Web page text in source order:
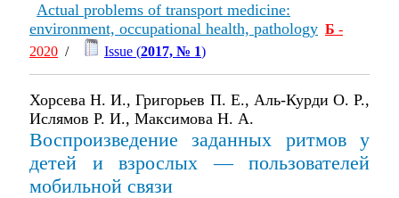
Actual problems of transport medicine:
environment, occupational health, pathology Б -
2020 / Issue (2017, № 1)
Хорсева Н. И., Григорьев П. Е., Аль-Курди О. Р.,
Ислямов Р. И., Максимова Н. А.
Воспроизведение заданных ритмов у
детей и взрослых — пользователей
мобильной связи